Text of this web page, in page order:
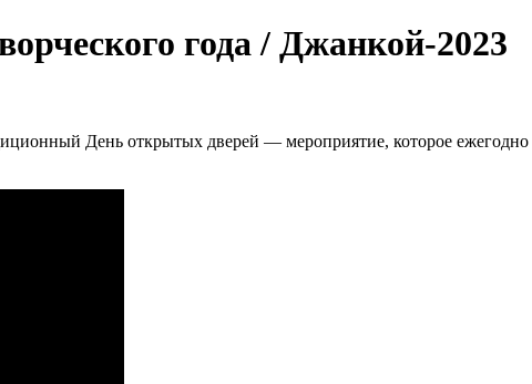
года / Джанкой-2023
День открытых дверей — мероприятие, которое ежегодно